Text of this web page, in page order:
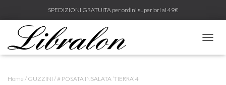
SPEDIZIONI GRATUITA per ordini superiori ai 49€
A
Home / GUZZINI / # POSATA INSALATA ‘TIERRA’ 4